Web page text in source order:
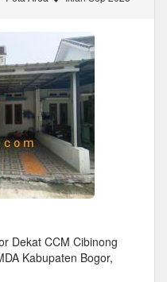
Dekat CCM Cibinong
Kabupaten Bogor,